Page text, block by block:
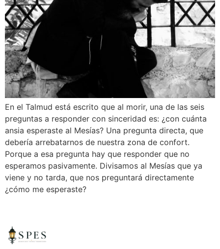
En el Talmud está escrito que al morir, una de las seis
preguntas a responder con sinceridad es: ¿con cuánta
ansia esperaste al Mesías? Una pregunta directa, que
debería arrebatarnos de nuestra zona de confort.
Porque a esa pregunta hay que responder que no
esperamos pasivamente. Divisamos al Mesías que ya
viene y no tarda, que nos preguntará directamente
¿cómo me esperaste?